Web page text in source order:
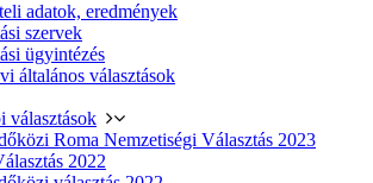
adatok, eredmények
szervek
ügyintézés
általános választások
választások
Roma Nemzetiségi Választás 2023
2022